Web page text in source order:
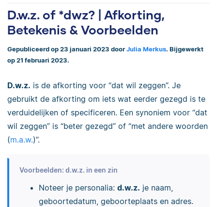
D.w.z. of *dwz? | Afkorting,
Betekenis & Voorbeelden
Gepubliceerd op 23 januari 2023 door Julia Merkus. Bijgewerkt
op 21 februari 2023.
D.w.z. is de afkorting voor “dat wil zeggen”. Je
gebruikt de afkorting om iets wat eerder gezegd is te
verduidelijken of specificeren. Een synoniem voor “dat
wil zeggen” is “beter gezegd” of “met andere woorden
(m.a.w.)”.
Voorbeelden: d.w.z. in een zin
Noteer je personalia: d.w.z. je naam,
geboortedatum, geboorteplaats en adres.